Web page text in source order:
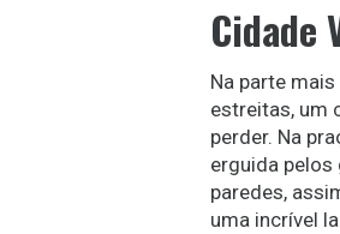
Cidade
Na parte
estreitas, um
perder. Na
erguida
paredes,
uma incrível